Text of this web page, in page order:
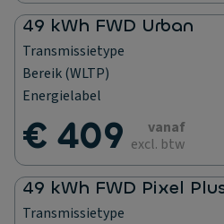
49 kWh FWD Urban
Transmissietype
Bereik (WLTP)
Energielabel
€ 409
vanaf
excl. btw
49 kWh FWD Pixel
Transmissietype